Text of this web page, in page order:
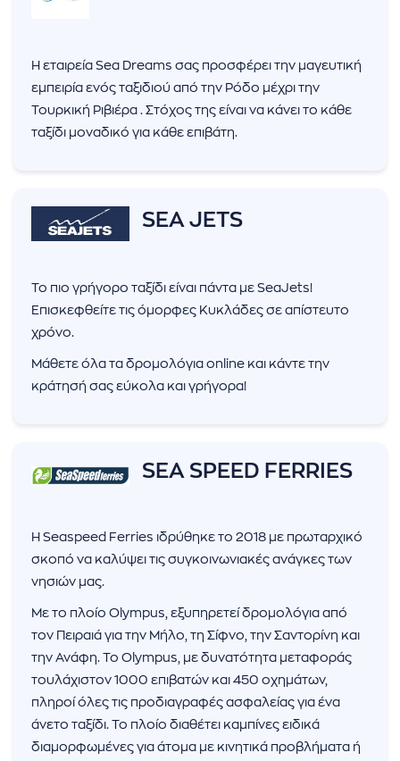
Η εταιρεία Sea Dreams σας προσφέρει την μαγευτική
εμπειρία ενός ταξιδιού από την Ρόδο μέχρι την
Τουρκική Ριβιέρα . Στόχος της είναι να κάνει το κάθε
ταξίδι μοναδικό για κάθε επιβάτη.
SEA JETS
Το πιο γρήγορο ταξίδι είναι πάντα με SeaJets!
Επισκεφθείτε τις όμορφες Κυκλάδες σε απίστευτο
χρόνο.
Μάθετε όλα τα δρομολόγια online και κάντε την
κράτησή σας εύκολα και γρήγορα!
SEA SPEED FERRIES
Η Seaspeed Ferries ιδρύθηκε το 2018 με πρωταρχικό
σκοπό να καλύψει τις συγκοινωνιακές ανάγκες των
νησιών μας.
Με το πλοίο Olympus, εξυπηρετεί δρομολόγια από
τον Πειραιά για την Μήλο, τη Σίφνο, την Σαντορίνη και
την Ανάφη. Το Olympus, με δυνατότητα μεταφοράς
τουλάχιστον 1000 επιβατών και 450 οχημάτων,
πληροί όλες τις προδιαγραφές ασφαλείας για ένα
άνετο ταξίδι. Το πλοίο διαθέτει καμπίνες ειδικά
διαμορφωμένες για άτομα με κινητικά προβλήματα ή